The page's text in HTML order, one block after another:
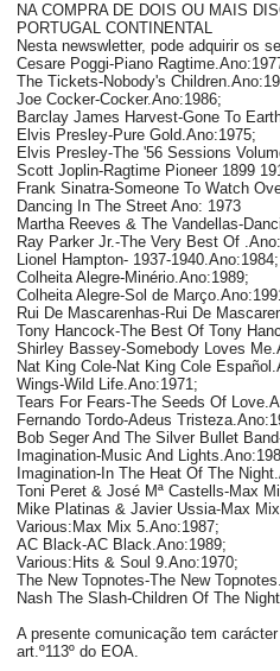
NA COMPRA DE DOIS OU MAIS
PORTUGAL CONTINENTAL
Nesta newswletter, pode adquirir os
Cesare Poggi-Piano
The Tickets-Nobody's
Joe Cocker-Cocker.Ano:1986;
Barclay James Harvest-Gone To
Elvis Presley-Pure Gold.Ano:1975;
Elvis Presley-The '56 Sessions
Scott Joplin-Ragtime Pioneer 1899
Frank Sinatra-Someone To Watch
Dancing In The Street Ano: 1973
Martha Reeves & The Vandellas-
Ray Parker Jr.-The Very Best Of
Lionel Hampton- 1937-1940.Ano:1984;
Colheita Alegre-Minério.Ano:1989;
Colheita Alegre-Sol de
Rui De Mascarenhas-Rui De
Tony Hancock-The Best Of Tony
Shirley Bassey-Somebody Loves
Nat King Cole-Nat King Cole
Wings-Wild Life.Ano:1971;
Tears For Fears-The Seeds Of
Fernando Tordo-Adeus
Bob Seger And The Silver Bullet
Imagination-Music And
Imagination-In The Heat Of The
Toni Peret & José Mª Castells-Max
Mike Platinas & Javier Ussia-Max
Various:Max Mix 5.Ano:1987;
AC Black-AC Black.Ano:1989;
Various:Hits & Soul 9.Ano:1970;
The New Topnotes-The New
Nash The Slash-Children Of The
A presente comunicação tem
art.º113º do EOA.